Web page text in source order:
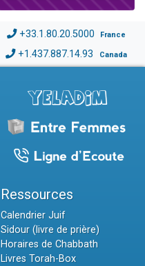
+33.1.80.20.5000 France
+1.437.887.14.93 Canada
Ressources
Calendrier Juif
Sidour (livre de prière)
Horaires de Chabbath
Livres Torah-Box